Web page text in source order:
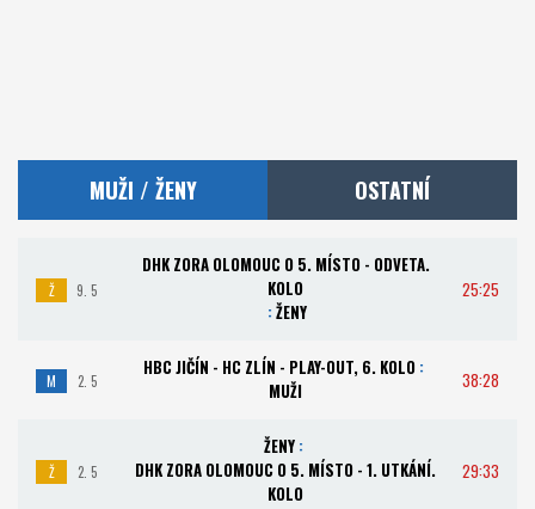
MUŽI / ŽENY OSTATNÍ
Ž 9. 5
DHK ZORA OLOMOUC O 5. MÍSTO - ODVETA.
KOLO
: ŽENY
25:25
M 2. 5
HBC JIČÍN - HC ZLÍN - PLAY-OUT, 6. KOLO :
MUŽI
38:28
Ž 2. 5
ŽENY :
DHK ZORA OLOMOUC O 5. MÍSTO - 1. UTKÁNÍ.
KOLO
29:33